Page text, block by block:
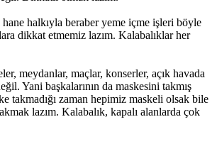
halkıyla beraber yeme içme işleri böyle
dikkat etmemiz lazım. Kalabalıklar her
meydanlar, maçlar, konserler, açık havada
Yani başkalarının da maskesini takmış
takmadığı zaman hepimiz maskeli olsak bile
lazım. Kalabalık, kapalı alanlarda çok